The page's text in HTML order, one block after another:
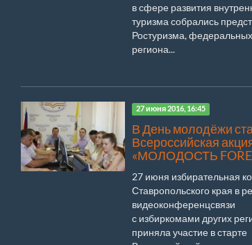
в сфере развития
туризма собрались
Ростуризма,
региона...
27 июня 2016, 16:45
В День молодёжи
Всероссийская
«МОЛОДОСТЬ
27 июня избирательная
Ставропольского края в
видеоконференцсвязи
с избиркомами других
приняла участие в старте